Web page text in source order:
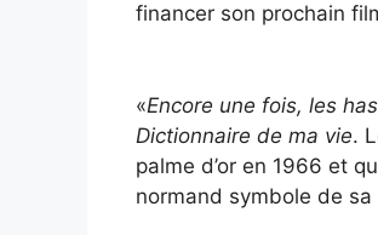
financer son prochain
«Encore une fois, les
Dictionnaire de ma vie.
palme d’or en 1966 et
normand symbole de